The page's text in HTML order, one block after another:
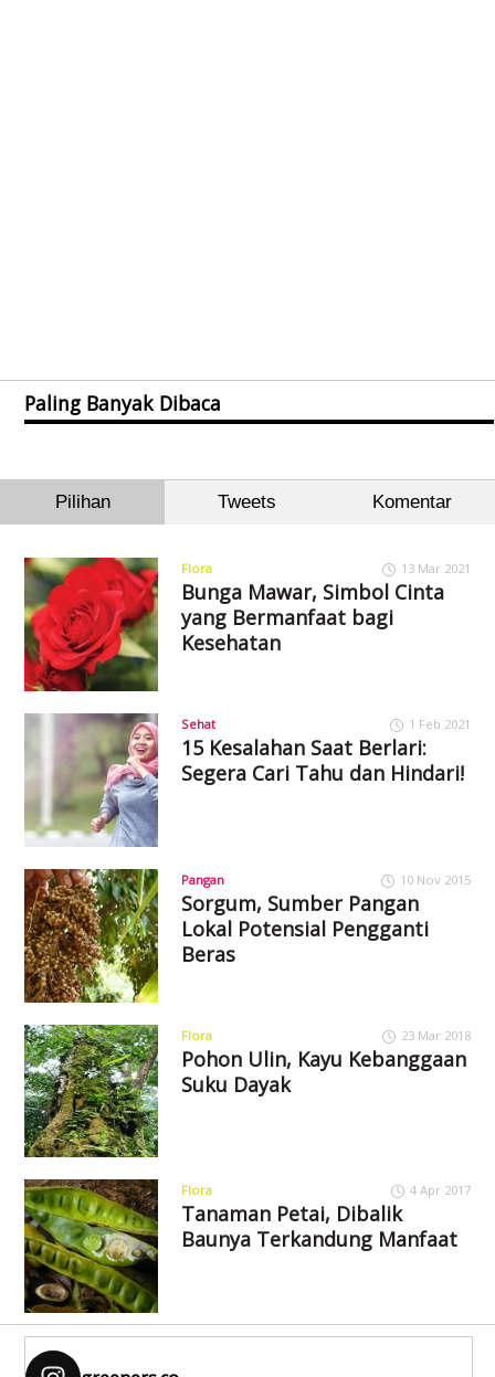
Paling Banyak Dibaca
Pilihan Tweets Komentar
Flora 13 Mar 2021
Bunga Mawar, Simbol Cinta
yang Bermanfaat bagi
Kesehatan
Sehat 1 Feb 2021
15 Kesalahan Saat Berlari:
Segera Cari Tahu dan Hindari!
Pangan 10 Nov 2015
Sorgum, Sumber Pangan
Lokal Potensial Pengganti
Beras
Flora 23 Mar 2018
Pohon Ulin, Kayu Kebanggaan
Suku Dayak
Flora 4 Apr 2017
Tanaman Petai, Dibalik
Baunya Terkandung Manfaat